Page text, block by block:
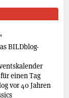
BILDblog-
einen Tag
vor 40 Jahren